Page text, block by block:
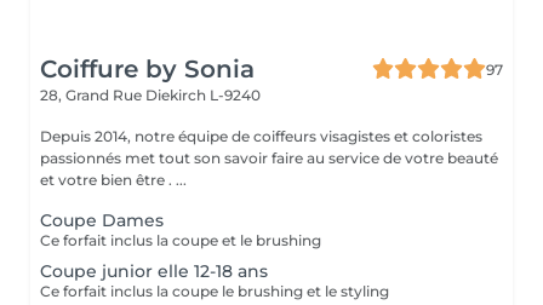
Coiffure by Sonia
97
28, Grand Rue Diekirch L-9240
Depuis 2014, notre équipe de coiffeurs visagistes et coloristes
passionnés met tout son savoir faire au service de votre beauté
et votre bien être . ...
Coupe Dames
Ce forfait inclus la coupe et le brushing
Coupe junior elle 12-18 ans
Ce forfait inclus la coupe le brushing et le styling